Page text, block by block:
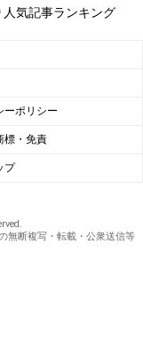
人気記事ランキング
ーポリシー
標・免責
プ
無断複写・転載・公衆送信等